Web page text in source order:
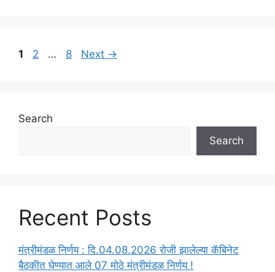
Page
1 Page
2 … Page
8 Next →
Search
Search
Recent Posts
मंत्रीमंडळ निर्णय : दि.04.08.2026 रोजी झालेल्या कॅबिनेट
बैठकीत घेण्यात आले 07 मोठे मंत्रीमंडळ निर्णय !